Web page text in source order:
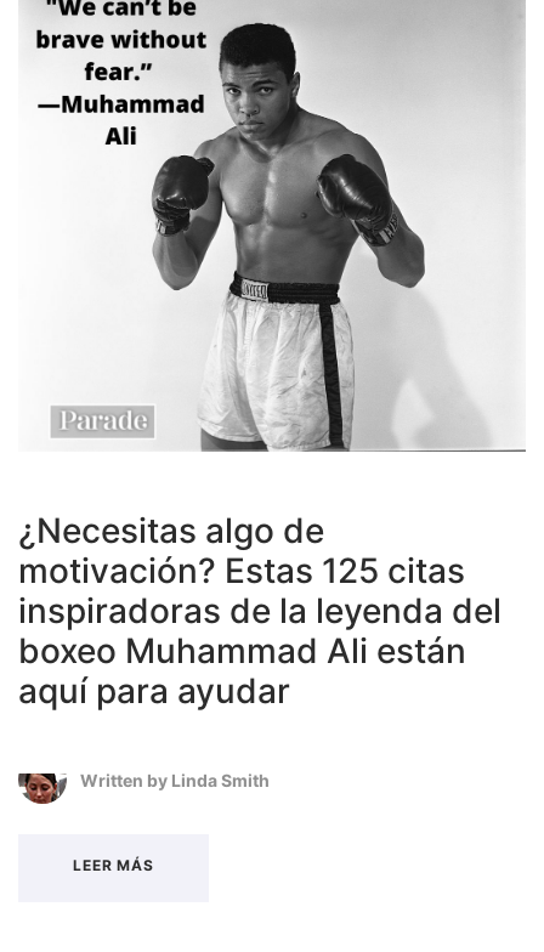
¿Necesitas algo de
motivación? Estas 125 citas
inspiradoras de la leyenda del
boxeo Muhammad Ali están
aquí para ayudar
Written by Linda Smith
LEER MÁS